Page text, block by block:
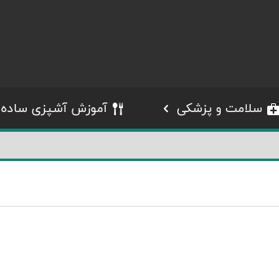
سلامت و پزشکی آموزش آشپزی ساده